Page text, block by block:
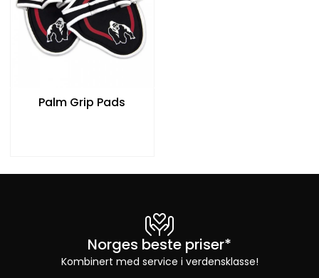
Palm Grip Pads
Norges beste priser*
Kombinert med service i verdensklasse!